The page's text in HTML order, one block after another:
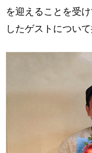
を迎えることを受
したゲストについて